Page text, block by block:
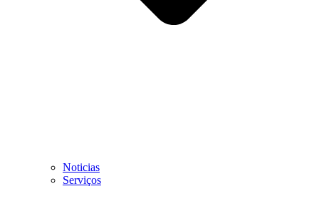
Noticias
Serviços